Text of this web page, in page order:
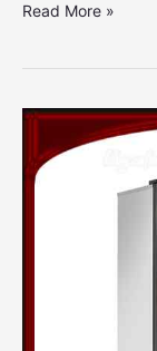
Read More »
Unox
XBC
805